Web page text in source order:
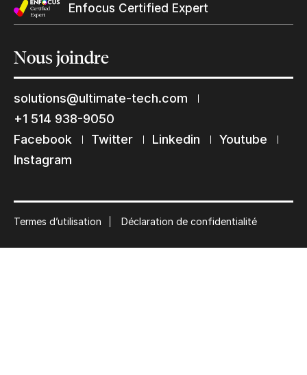
Enfocus Certified Expert
Nousjoindre
solutions@ultimate-tech.com
+1 514 938-9050
Facebook
Twitter Linkedin
Youtube
Instagram
Termes d’utilisation Déclaration de confidentialité
Restons en contact
Abonnez-vous à notre liste de diffusion